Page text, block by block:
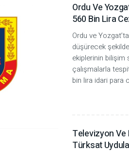
Ordu Ve
560 Bin Lira
Ordu ve
düşürecek
ekiplerinin bilişim
çalışmalarla
bin lira idari para
Televizyon Ve
Türksat